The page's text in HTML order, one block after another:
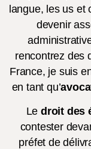
langue, les us et
devenir
rencontrez des
France, je suis
en tant qu’
Ledroit des
contester
préfet de